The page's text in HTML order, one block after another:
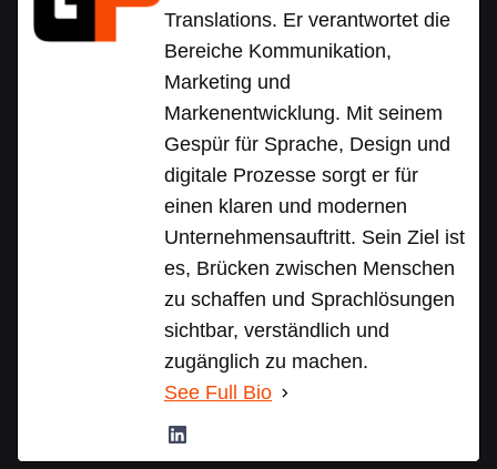
Translations. Er verantwortet die
Bereiche Kommunikation,
Marketing und
Markenentwicklung. Mit seinem
Gespür für Sprache, Design und
digitale Prozesse sorgt er für
einen klaren und modernen
Unternehmensauftritt. Sein Ziel ist
es, Brücken zwischen Menschen
zu schaffen und Sprachlösungen
sichtbar, verständlich und
zugänglich zu machen.
See Full Bio